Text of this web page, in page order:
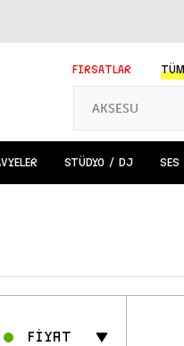
FIRSATLAR
STÜDYO / DJ
Fİyat